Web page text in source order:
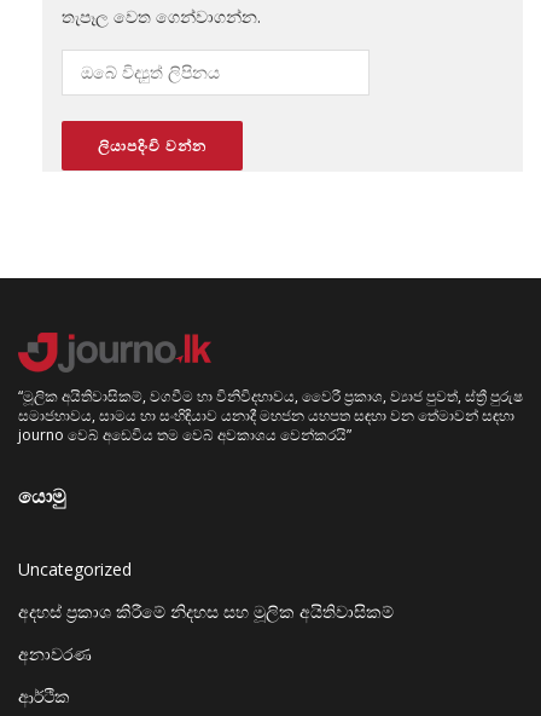
තැපෑල වෙත ගෙන්වාගන්න.
“මූලික අයිතිවාසිකම්, වගවීම හා විනිවිදභාවය, වෛරී ප්‍රකාශ, ව්‍යාජ පුවත්, ස්ත්‍රී පුරුෂ
සමාජභාවය, සාමය හා සංහිඳියාව යනාදී මහජන යහපත සඳහා වන තේමාවන් සඳහා
journo වෙබ් අඩෙවිය තම වෙබ් අවකාශය වෙන්කරයි”
යොමු
Uncategorized
අදහස් ප්‍රකාශ කිරීමේ නිදහස සහ මූලික අයිතිවාසිකම්
අනාවරණ
ආර්ථික